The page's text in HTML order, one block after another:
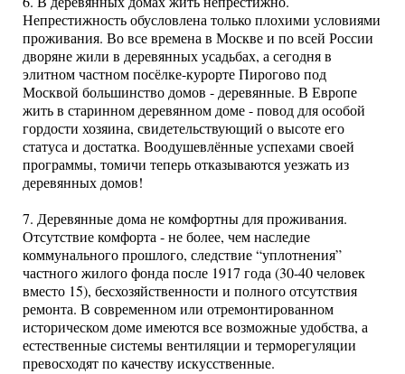
Непрестижность обусловлена только плохими условиями
проживания. Во все времена в Москве и по всей России
дворяне жили в деревянных усадьбах, а сегодня в
элитном частном посёлке-курорте Пирогово под
Москвой большинство домов - деревянные. В Европе
жить в старинном деревянном доме - повод для особой
гордости хозяина, свидетельствующий о высоте его
статуса и достатка. Воодушевлённые успехами своей
программы, томичи теперь отказываются уезжать из
деревянных домов!
7. Деревянные дома не комфортны для проживания.
Отсутствие комфорта - не более, чем наследие
коммунального прошлого, следствие “уплотнения”
частного жилого фонда после 1917 года (30-40 человек
вместо 15), бесхозяйственности и полного отсутствия
ремонта. В современном или отремонтированном
историческом доме имеются все возможные удобства, а
естественные системы вентиляции и терморегуляции
превосходят по качеству искусственные.